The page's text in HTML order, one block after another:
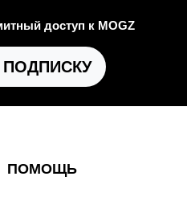
доступ к MOGZ
ПОМОЩЬ